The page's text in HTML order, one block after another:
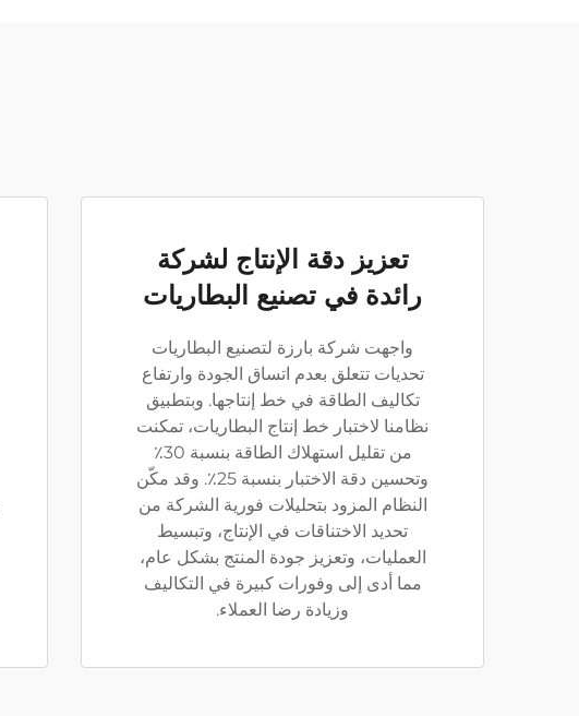
تعزيز دقة الإنتاج لشركة
رائدة في تصنيع البطاريات
واجهت شركة بارزة لتصنيع البطاريات
تحديات تتعلق بعدم اتساق الجودة وارتفاع
تكاليف الطاقة في خط إنتاجها. وبتطبيق
نظامنا لاختبار خط إنتاج البطاريات، تمكنت
من تقليل استهلاك الطاقة بنسبة 30٪
وتحسين دقة الاختبار بنسبة 25٪. وقد مكّن
النظام المزود بتحليلات فورية الشركة من
تحديد الاختناقات في الإنتاج، وتبسيط
العمليات، وتعزيز جودة المنتج بشكل عام،
مما أدى إلى وفورات كبيرة في التكاليف
وزيادة رضا العملاء.